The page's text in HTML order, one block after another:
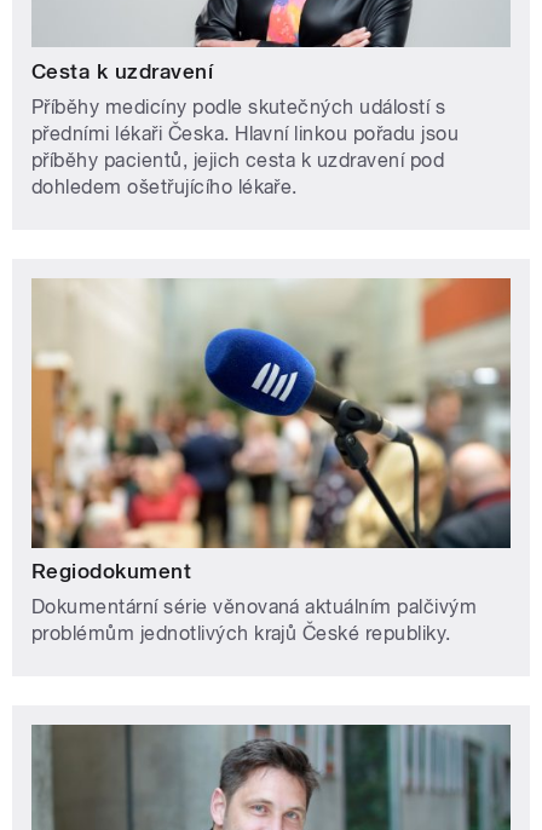
Cesta k uzdravení
Příběhy medicíny podle skutečných událostí s
předními lékaři Česka. Hlavní linkou pořadu jsou
příběhy pacientů, jejich cesta k uzdravení pod
dohledem ošetřujícího lékaře.
Regiodokument
Dokumentární série věnovaná aktuálním palčivým
problémům jednotlivých krajů České republiky.